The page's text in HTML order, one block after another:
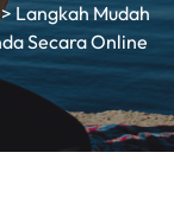
Langkah Mudah
Secara Online